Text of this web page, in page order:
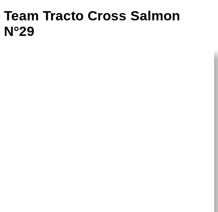
Team Tracto Cross Salmon
N°29